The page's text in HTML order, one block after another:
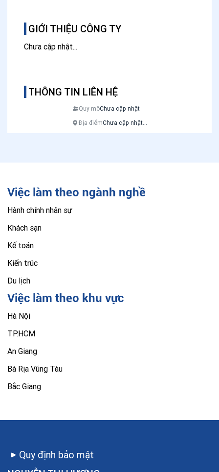
GIỚI THIỆU CÔNG TY
Chưa cập nhật...
THÔNG TIN LIÊN HỆ
Quy môChưa cập nhật
Địa điểmChưa cập nhật...
Việc làm theo ngành nghề
Hành chính nhân sự
Khách sạn
Kế toán
Kiến trúc
Du lịch
Việc làm theo khu vực
Hà Nội
TP.HCM
An Giang
Bà Rịa Vũng Tàu
Bắc Giang
Quy định bảo mật